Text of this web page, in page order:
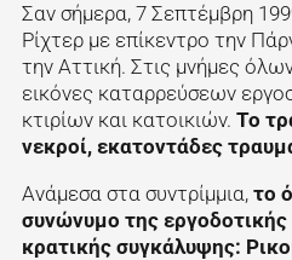
Σαν σήμερα, 7 Σεπτέμβρη
Ρίχτερ με επίκεντρο την
την Αττική. Στις μνήμες
εικόνες καταρρεύσεων
κτιρίων και κατοικιών. Το
νεκροί, εκατοντάδες
Ανάμεσα στα συντρίμμια, το
συνώνυμο της εργοδοτικής
κρατικής συγκάλυψης: